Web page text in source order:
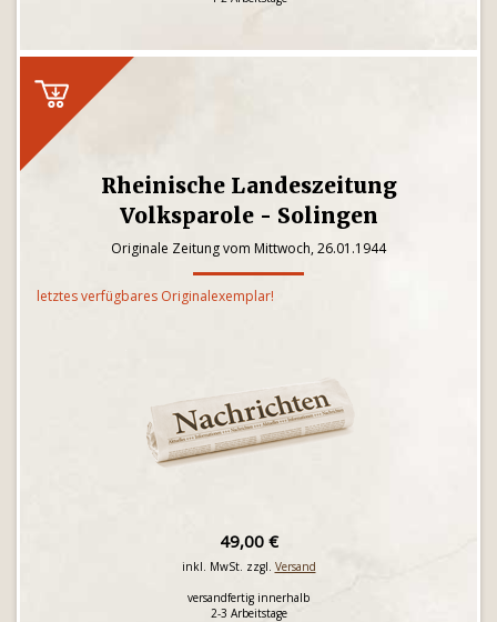
Rheinische Landeszeitung
Volksparole - Solingen
Originale Zeitung vom Mittwoch, 26.01.1944
letztes verfügbares Originalexemplar!
49,00 €
inkl. MwSt. zzgl. Versand
versandfertig innerhalb
2-3 Arbeitstage